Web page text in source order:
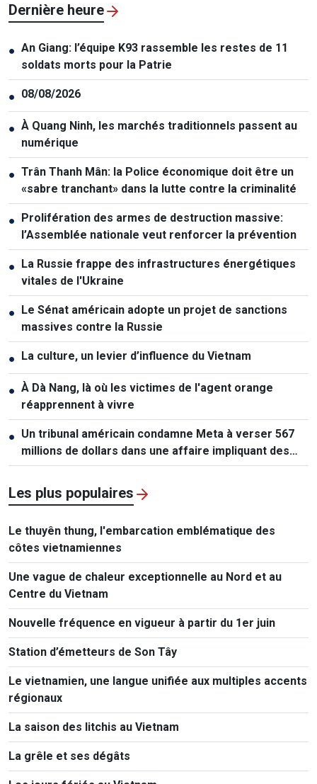
Dernière heure
● An Giang: l’équipe K93 rassemble les restes de 11
soldats morts pour la Patrie
● 08/08/2026
● À Quang Ninh, les marchés traditionnels passent au
numérique
● Trân Thanh Mân: la Police économique doit être un
«sabre tranchant» dans la lutte contre la criminalité
● Prolifération des armes de destruction massive:
l’Assemblée nationale veut renforcer la prévention
● La Russie frappe des infrastructures énergétiques
vitales de l'Ukraine
● Le Sénat américain adopte un projet de sanctions
massives contre la Russie
● La culture, un levier d’influence du Vietnam
● À Dà Nang, là où les victimes de l'agent orange
réapprennent à vivre
● Un tribunal américain condamne Meta à verser 567
millions de dollars dans une affaire impliquant des
mineurs
Les plus populaires
Le thuyên thung, l'embarcation emblématique des
côtes vietnamiennes
Une vague de chaleur exceptionnelle au Nord et au
Centre du Vietnam
Nouvelle fréquence en vigueur à partir du 1er juin
Station d’émetteurs de Son Tây
Le vietnamien, une langue unifiée aux multiples accents
régionaux
La saison des litchis au Vietnam
La grêle et ses dégâts